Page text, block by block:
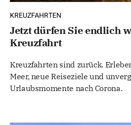
KREUZFAHRTEN
Jetzt dürfen Sie endlich
Kreuzfahrt
Kreuzfahrten sind zurück.
Meer, neue Reiseziele und
Urlaubsmomente nach Corona.